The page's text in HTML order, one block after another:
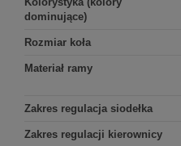
dominujące)
Rozmiar koła
Materiał ramy
Zakres regulacja siodełka
Zakres regulacji kierownicy